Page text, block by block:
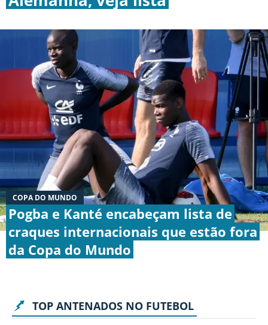
BOTAFOGO
CRUZEIRO
INTERNACIONAL
GRÊMIO
VASCO DA GAMA
SOBRE NÓS | STAFF | CONTATO | APOSTAS
COPA DO MUNDO
Pogba e Kanté encabeçam lista de
craques internacionais que estão fora
da Copa do Mundo
TOP ANTENADOS NO FUTEBOL